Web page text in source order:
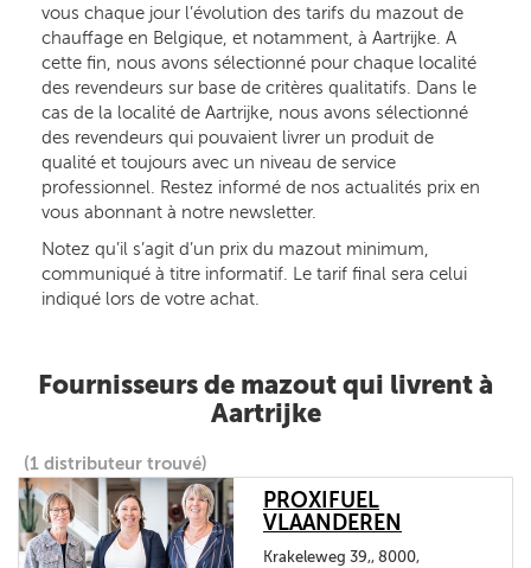
vous chaque jour l’évolution des tarifs du mazout de
chauffage en Belgique, et notamment, à Aartrijke. A
cette fin, nous avons sélectionné pour chaque localité
des revendeurs sur base de critères qualitatifs. Dans le
cas de la localité de Aartrijke, nous avons sélectionné
des revendeurs qui pouvaient livrer un produit de
qualité et toujours avec un niveau de service
professionnel. Restez informé de nos actualités prix en
vous abonnant à notre newsletter.
Notez qu’il s’agit d’un prix du mazout minimum,
communiqué à titre informatif. Le tarif final sera celui
indiqué lors de votre achat.
Fournisseurs de mazout qui livrent à
Aartrijke
(1 distributeur trouvé)
PROXIFUEL
VLAANDEREN
Krakeleweg 39,, 8000,